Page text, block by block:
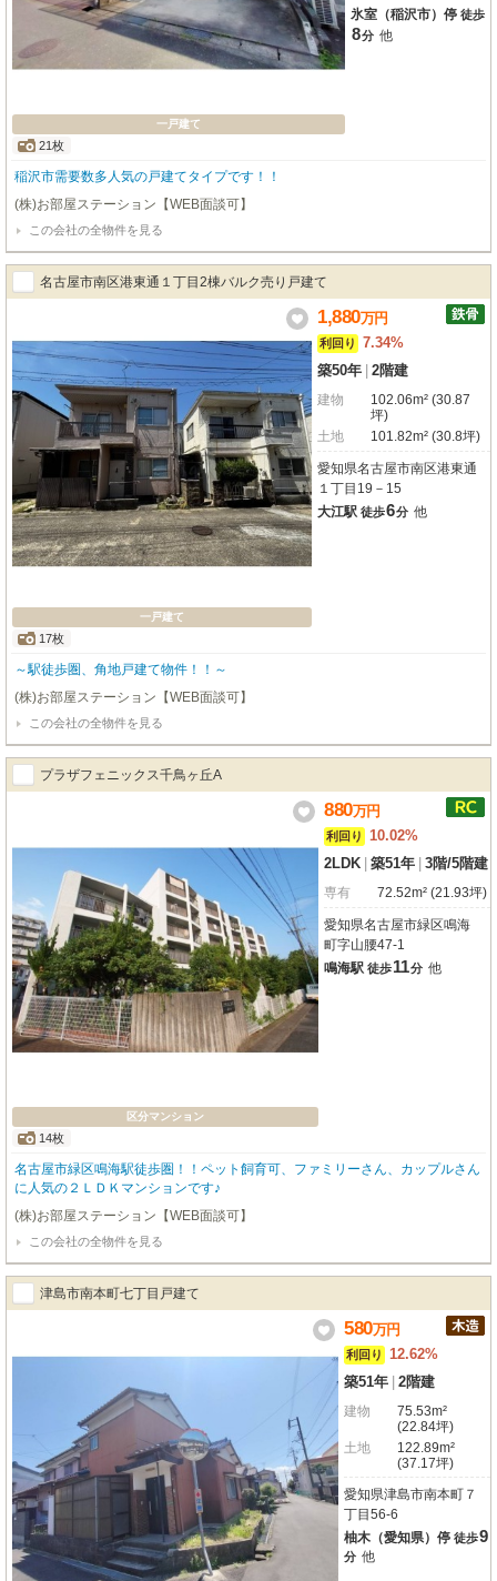
一戸建て
21枚
氷室（稲沢市）停 徒歩
8分 他
稲沢市需要数多人気の戸建てタイプです！！
(株)お部屋ステーション【WEB面談可】
この会社の全物件を見る
名古屋市南区港東通１丁目2棟バルク売り戸建て
一戸建て
17枚
1,880万円
利回り
7.34%
築50年 2階建
建物
102.06m² (30.87
坪)
土地
101.82m² (30.8坪)
愛知県名古屋市南区港東通
１丁目19－15
大江駅 徒歩6分 他
～駅徒歩圏、角地戸建て物件！！～
(株)お部屋ステーション【WEB面談可】
この会社の全物件を見る
プラザフェニックス千鳥ヶ丘A
区分マンション
14枚
880万円
利回り
10.02%
2LDK 築51年 3階/5階建
専有 72.52m² (21.93坪)
愛知県名古屋市緑区鳴海
町字山腰47-1
鳴海駅 徒歩11分 他
名古屋市緑区鳴海駅徒歩圏！！ペット飼育可、ファミリーさん、カップルさん
に人気の２ＬＤＫマンションです♪
(株)お部屋ステーション【WEB面談可】
この会社の全物件を見る
津島市南本町七丁目戸建て
580万円
利回り
12.62%
築51年 2階建
建物
75.53m²
(22.84坪)
土地
122.89m²
(37.17坪)
愛知県津島市南本町７
丁目56-6
柚木（愛知県）停 徒歩9
分 他